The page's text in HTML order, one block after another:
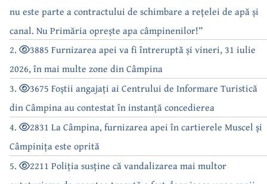
nu este parte a contractului de schimbare a rețelei de apă și
canal. Nu Primăria oprește apa câmpinenilor!”
2.
3885 Furnizarea apei va fi întreruptă și vineri, 31 iulie
2026, în mai multe zone din Câmpina
3.
3675 Foștii angajați ai Centrului de Informare Turistică
din Câmpina au contestat în instanță concedierea
4.
2831 La Câmpina, furnizarea apei în cartierele Muscel și
Câmpinița este oprită
5.
2211 Poliția susține că vandalizarea mai multor